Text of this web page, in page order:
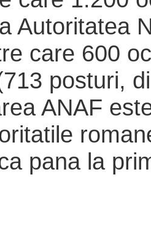
Autoritatea
care 600
posturi,
ANAF
pana la